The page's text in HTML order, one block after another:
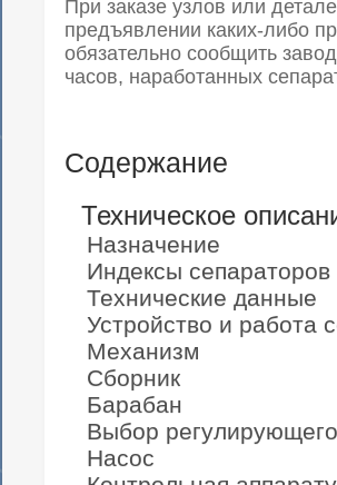
При заказе узлов или
предъявлении каких-либо
обязательно сообщить
часов, наработанных
Содержание
Техническое
Назначение
Индексы сепараторов
Технические данные
Устройство и работа
Механизм
Сборник
Барабан
Выбор
Насос